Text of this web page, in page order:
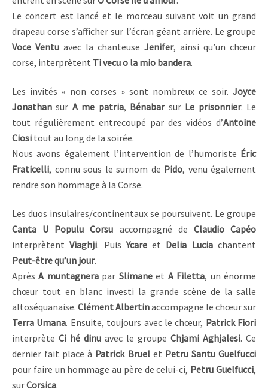
Le concert est lancé et le morceau suivant voit un grand
drapeau corse s’afficher sur l’écran géant arrière. Le groupe
Voce Ventu avec la chanteuse Jenifer, ainsi qu’un chœur
corse, interprètent Ti vecu o la mio bandera.
Les invités « non corses » sont nombreux ce soir. Joyce
Jonathan sur A me patria, Bénabarsur Le prisonnier. Le
tout régulièrement entrecoupé par des vidéos d’Antoine
Ciosi tout au long de la soirée.
Nous avons également l’intervention de l’humoriste Éric
Fraticelli, connu sous le surnom de Pido, venu également
rendre son hommage à la Corse.
Les duos insulaires/continentaux se poursuivent. Le groupe
Canta U Populu Corsu accompagné de Claudio Capéo
interprètentViaghji. PuisYcareet Delia Luciachantent
Peut-être qu’un jour.
AprèsA muntagnerapar Slimaneet A Filetta, un énorme
chœur tout en blanc investi la grande scène de la salle
altoséquanaise. Clément Albertinaccompagne le chœur sur
Terra Umana. Ensuite, toujours avec le chœur, Patrick Fiori
interprète Ci hé dinu avec le groupe Chjami Aghjalesi. Ce
dernier fait place à Patrick Bruelet Petru Santu Guelfucci
pour faire un hommage au père de celui-ci, Petru Guelfucci,
surCorsica.